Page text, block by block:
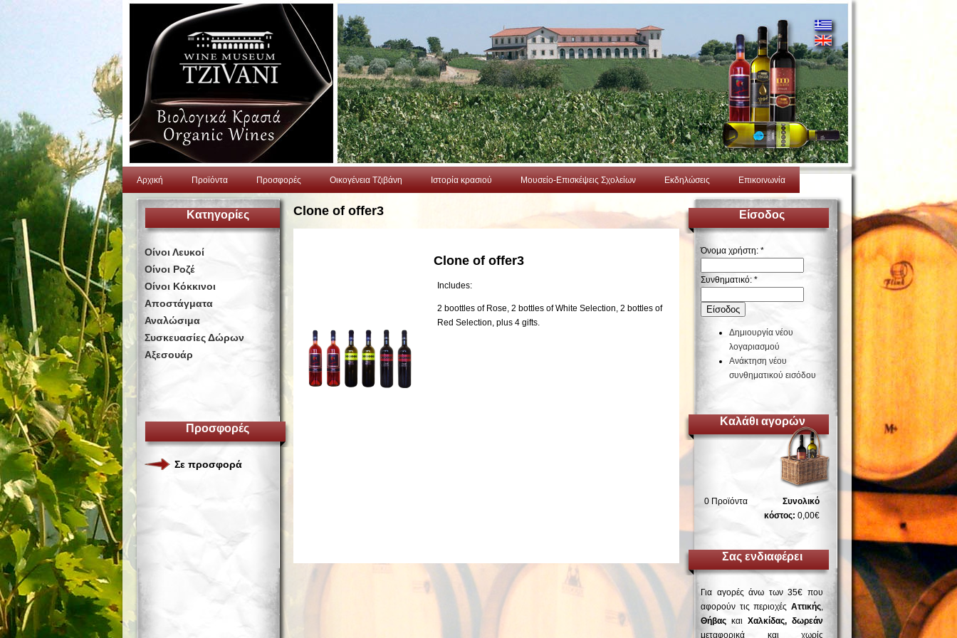
Αρχική Προϊόντα Προσφορές Οικογένεια Τζιβάνη Ιστορία κρασιού Μουσείο-Επισκέψεις Σχολείων Εκδηλώσεις Επικοινωνία
Κατηγορίες
Οίνοι Λευκοί
Οίνοι Ροζέ
Οίνοι Κόκκινοι
Αποστάγματα
Αναλώσιμα
Συσκευασίες Δώρων
Αξεσουάρ
Προσφορές
Σε προσφορά
Clone of offer3
Clone of offer3
Includes:
2 boottles of Rose, 2 bottles of White Selection, 2 bottles of
Red Selection, plus 4 gifts.
Είσοδος
Όνομα χρήστη: *
Συνθηματικό: *
Δημιουργία νέου
λογαριασμού
Ανάκτηση νέου
συνθηματικού εισόδου
Καλάθι αγορών
0 Προϊόντα
Συνολικό
κόστος: 0,00€
Σας ενδιαφέρει
Για αγορές άνω των 35€ που
αφορούν τις περιοχές Αττικής
Θήβας και Χαλκίδας, δωρεάν
μεταφορικά και χωρίς